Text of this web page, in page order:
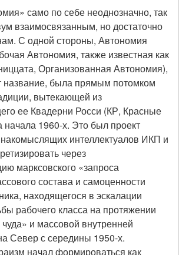
само по себе неоднозначно, так
взаимосвязанным, но достаточно
С одной стороны, Автономия
Автономия, также известная как
Организованная Автономия),
название, была прямым потомком
вытекающей из
ее Квадерни Росси (КР, Красные
начала 1960-х. Это был проект
интеллектуалов ИКП и
через
марксовского «запроса
состава и самоценности
находящегося в эскалации
рабочего класса на протяжении
и массовой внутренней
Север с середины 1950-х.
начал формироваться как